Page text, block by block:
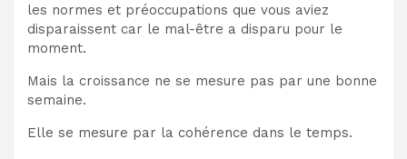
les normes et préoccupations que vous aviez
disparaissent car le mal-être a disparu pour le
moment.
Mais la croissance ne se mesure pas par une bonne
semaine.
Elle se mesure par la cohérence dans le temps.